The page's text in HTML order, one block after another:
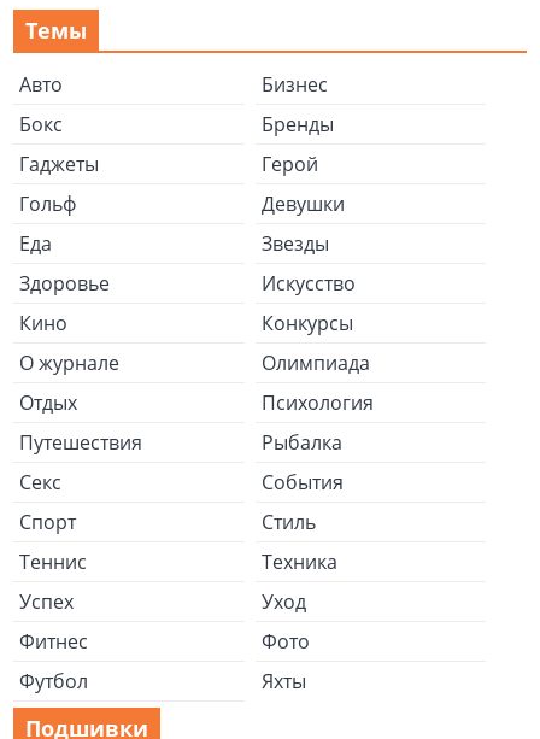
Темы
Авто
Бизнес
Бокс
Бренды
Гаджеты
Герой
Гольф
Девушки
Еда
Звезды
Здоровье
Искусство
Кино
Конкурсы
О журнале
Олимпиада
Отдых
Психология
Путешествия
Рыбалка
Секс
События
Спорт
Стиль
Теннис
Техника
Успех
Уход
Фитнес
Фото
Футбол
Яхты
Подшивки